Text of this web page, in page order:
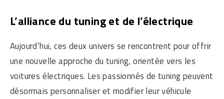
L’alliance du tuning et de l’électrique
Aujourd’hui, ces deux univers se rencontrent pour offrir
une nouvelle approche du tuning, orientée vers les
voitures électriques. Les passionnés de tuning peuvent
désormais personnaliser et modifier leur véhicule